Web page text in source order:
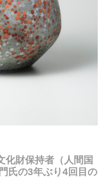
化財保持者（人間国
氏の3年ぶり4回目の